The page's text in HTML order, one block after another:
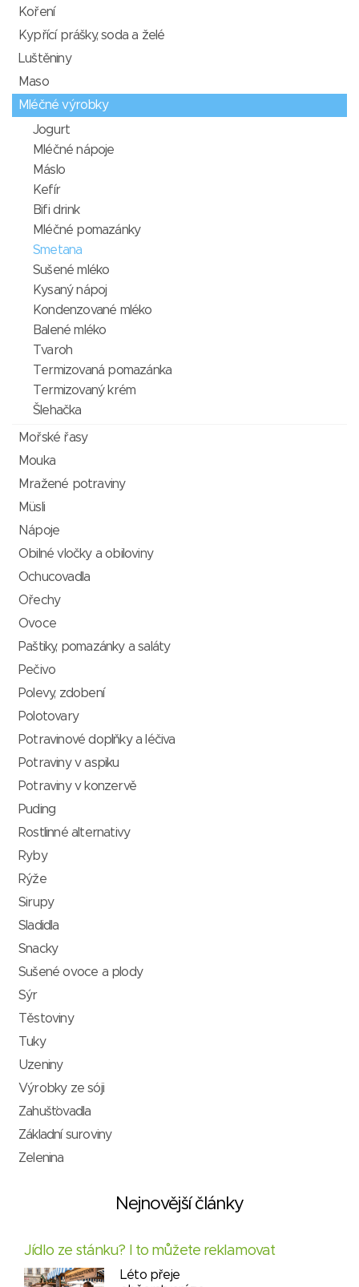
Koření
Kypřící prášky, soda a želé
Luštěniny
Maso
Mléčné výrobky
Jogurt
Mléčné nápoje
Máslo
Kefír
Bifi drink
Mléčné pomazánky
Smetana
Sušené mléko
Kysaný nápoj
Kondenzované mléko
Balené mléko
Tvaroh
Termizovaná pomazánka
Termizovaný krém
Šlehačka
Mořské řasy
Mouka
Mražené potraviny
Müsli
Nápoje
Obilné vločky a obiloviny
Ochucovadla
Ořechy
Ovoce
Paštiky, pomazánky a saláty
Pečivo
Polevy, zdobení
Polotovary
Potravinové doplňky a léčiva
Potraviny v aspiku
Potraviny v konzervě
Puding
Rostlinné alternativy
Ryby
Rýže
Sirupy
Sladidla
Snacky
Sušené ovoce a plody
Sýr
Těstoviny
Tuky
Uzeniny
Výrobky ze sóji
Zahušťovadla
Základní suroviny
Zelenina
Nejnovější články
Jídlo ze stánku? I to můžete reklamovat
Léto přeje